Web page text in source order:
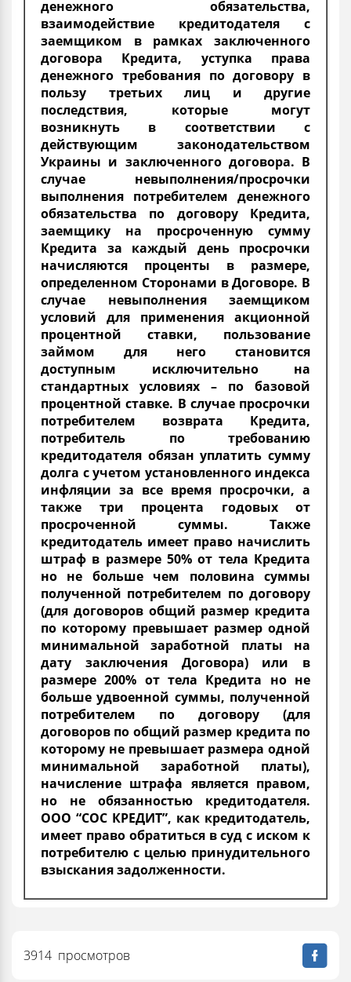
денежного обязательства,
взаимодействие кредитодателя с
заемщиком в рамках заключенного
договора Кредита, уступка права
денежного требования по договору в
пользу третьих лиц и другие
последствия, которые могут
возникнуть в соответствии с
действующим законодательством
Украины и заключенного договора. В
случае невыполнения/просрочки
выполнения потребителем денежного
обязательства по договору Кредита,
заемщику на просроченную сумму
Кредита за каждый день просрочки
начисляются проценты в размере,
определенном Сторонами в Договоре. В
случае невыполнения заемщиком
условий для применения акционной
процентной ставки, пользование
займом для него становится
доступным исключительно на
стандартных условиях – по базовой
процентной ставке. В случае просрочки
потребителем возврата Кредита,
потребитель по требованию
кредитодателя обязан уплатить сумму
долга с учетом установленного индекса
инфляции за все время просрочки, а
также три процента годовых от
просроченной суммы. Также
кредитодатель имеет право начислить
штраф в размере 50% от тела Кредита
но не больше чем половина суммы
полученной потребителем по договору
(для договоров общий размер кредита
по которому превышает размер одной
минимальной заработной платы на
дату заключения Договора) или в
размере 200% от тела Кредита но не
больше удвоенной суммы, полученной
потребителем по договору (для
договоров по общий размер кредита по
которому не превышает размера одной
минимальной заработной платы),
начисление штрафа является правом,
но не обязанностью кредитодателя.
ООО “СОС КРЕДИТ”, как кредитодатель,
имеет право обратиться в суд с иском к
потребителю с целью принудительного
взыскания задолженности.
3914 просмотров